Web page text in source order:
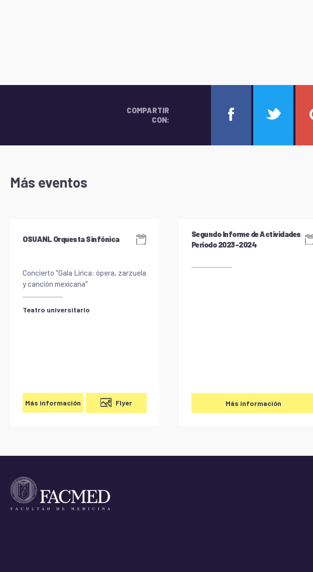
COMPARTIR
CON:
Más eventos
OSUANL Orquesta Sinfónica
Concierto "Gala Lírica: ópera, zarzuela
y canción mexicana"
Teatro universitario
Más información Flyer
Segundo Informe de Actividades
Periodo 2023-2024
Más información